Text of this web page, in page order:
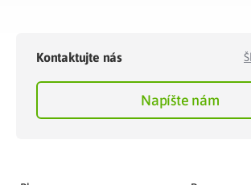
Kontaktujte nás
Napíšte nám